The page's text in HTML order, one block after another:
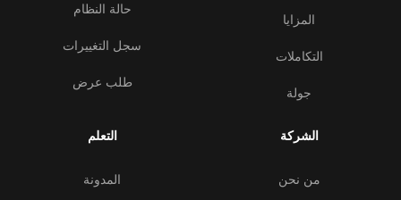
المزايا
التكاملات
جولة
حالة النظام
سجل التغييرات
طلب عرض
الشركة
من نحن
التعلم
المدونة